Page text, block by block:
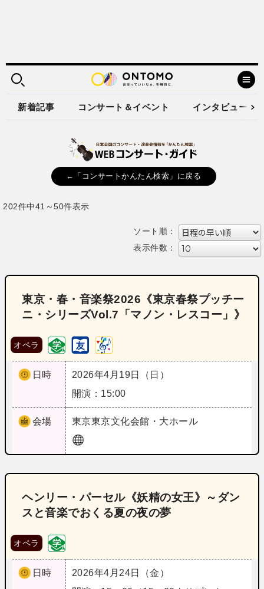
新着記事 コンサート＆イベント インタビュー
←「コンサートかんたん検索」に戻る
202件中41～50件表示
ソート順：
表示件数：
東京・春・音楽祭2026《東京春祭プッチー
ニ・シリーズVol.7「マノン・レスコー」》
オペラ
日時
2026年4月19日（日）
開演：15:00
会場 東京東京文化会館・大ホール
ヘンリー・パーセル《妖精の女王》～ダン
スと音楽でおくる夏の夜の夢
オペラ
日時
2026年4月24日（金）